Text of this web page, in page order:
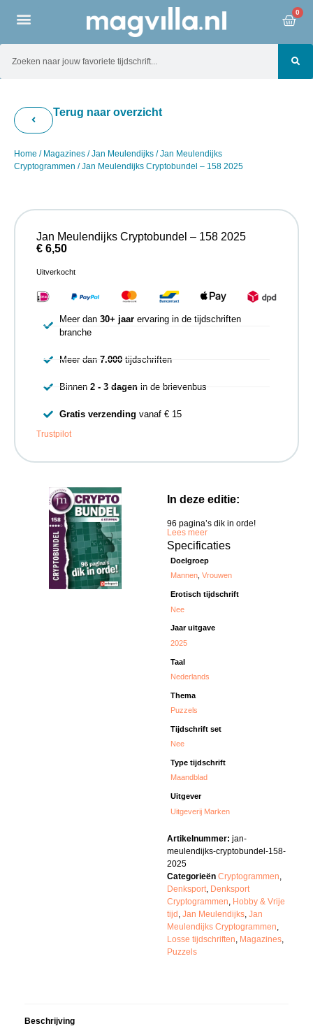
0
Terug naar overzicht
Home / Magazines /Jan Meulendijks /Jan Meulendijks
Cryptogrammen / Jan Meulendijks Cryptobundel – 158 2025
In deze editie:
96 pagina’s dik in orde!
Lees meer
Specificaties
Doelgroep
Mannen,Vrouwen
Erotisch tijdschrift
Nee
Jaar uitgave
2025
Taal
Nederlands
Thema
Puzzels
Tijdschrift set
Nee
Type tijdschrift
Maandblad
Uitgever
Uitgeverij Marken
Artikelnummer: jan-
meulendijks-cryptobundel-158-
2025
Categorieën Cryptogrammen,
Denksport, Denksport
Cryptogrammen, Hobby & Vrije
tijd , Jan Meulendijks, Jan
Meulendijks Cryptogrammen,
Losse tijdschriften, Magazines,
Puzzels
Beschrijving
Jan Meulendijks Cryptobundel – 158 2025
€ 6,50
Uitverkocht
Meer dan 30+ jaarervaring in de tijdschriften
branche
Meer dan 7.000tijdschriften
Binnen 2 - 3 dagenin de brievenbus
Gratis verzending vanaf € 15
Trustpilot